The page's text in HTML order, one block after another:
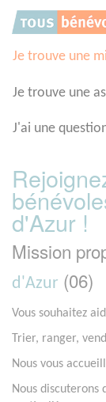
Je trouve une
Je trouve une
J'ai une
d'Azur !
Mission
d'Azur (06)
Vous souhaitez
Trier, ranger,
Nous vous
Nous discuterons
Panneau de gestion